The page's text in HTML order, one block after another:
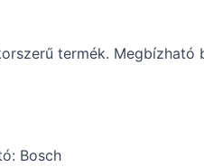
termék.
Bosch